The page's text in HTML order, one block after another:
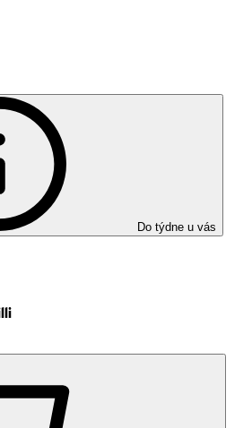
Do týdne u vás